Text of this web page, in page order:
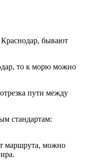
Краснодар, бывают
то к морю можно
пути между
стандартам:
маршрута, можно